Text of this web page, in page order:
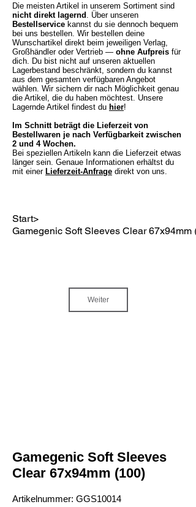
Die meisten Artikel in unserem Sortiment sind
nicht direkt lagernd
. Über unseren
Bestellservice kannst du sie dennoch bequem
bei uns bestellen. Wir bestellen deine
Wunschartikel direkt beim jeweiligen Verlag,
Großhändler oder Vertrieb — ohne Aufpreis für
dich. Du bist nicht auf unseren aktuellen
Lagerbestand beschränkt, sondern du kannst
aus dem gesamten verfügbaren Angebot
wählen. Wir sichern dir nach Möglichkeit genau
die Artikel, die du haben möchtest. Unsere
Lagernde Artikel findest du hier!​
Im Schnitt beträgt die Lieferzeit von
Bestellwaren je nach Verfügbarkeit zwischen
2 und 4 Wochen.
Bei speziellen Artikeln kann die Lieferzeit etwas
länger sein. Genaue Informationen erhältst du
mit einer Lieferzeit-Anfrage direkt von uns.
Start>
Gamegenic Soft Sleeves Clear 67x94mm
Weiter
Gamegenic Soft Sleeves
Clear 67x94mm (100)
Artikelnummer: Artikelnummer:
GGS10014
GGS10014